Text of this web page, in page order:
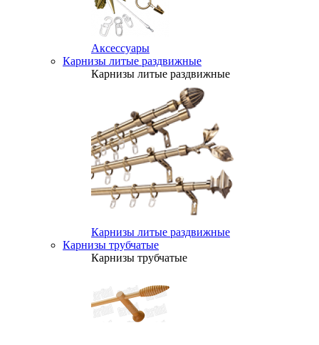
Аксессуары
Карнизы литые раздвижные
Карнизы литые раздвижные
Карнизы литые раздвижные
Карнизы трубчатые
Карнизы трубчатые